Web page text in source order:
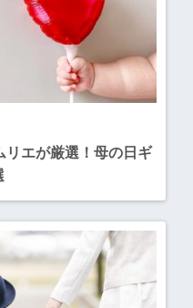
リエが厳選！母の日ギ